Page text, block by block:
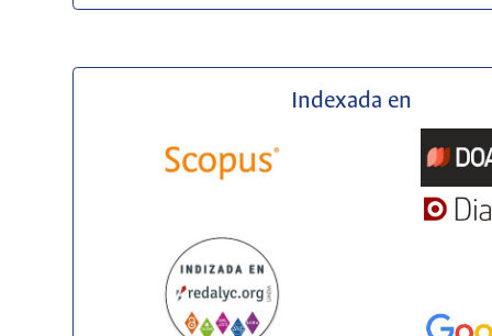
Indexada en